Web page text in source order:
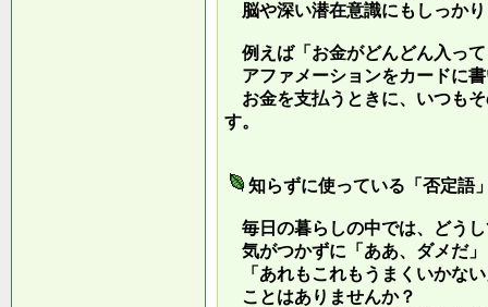
脳や深い潜在意識にもしっか
例えば「お金がどんどん入っ
アファメーションをカードに
お金を支払うときに、いつも
す。
知らずに使っている「否定語
毎日の暮らしの中では、どう
気がつかずに「ああ、ダメだ
「あれもこれもうまくいかな
ことはありませんか？